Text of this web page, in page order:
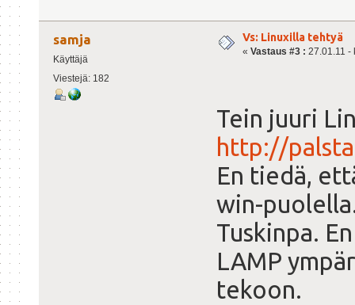
samja
Käyttäjä
Viestejä: 182
Vs: Linuxilla tehtyä
« Vastaus #3 : 27.01.11 -
Tein juuri
http://
En tiedä,
win-
Tuskinpa.
LAMP
tekoon.